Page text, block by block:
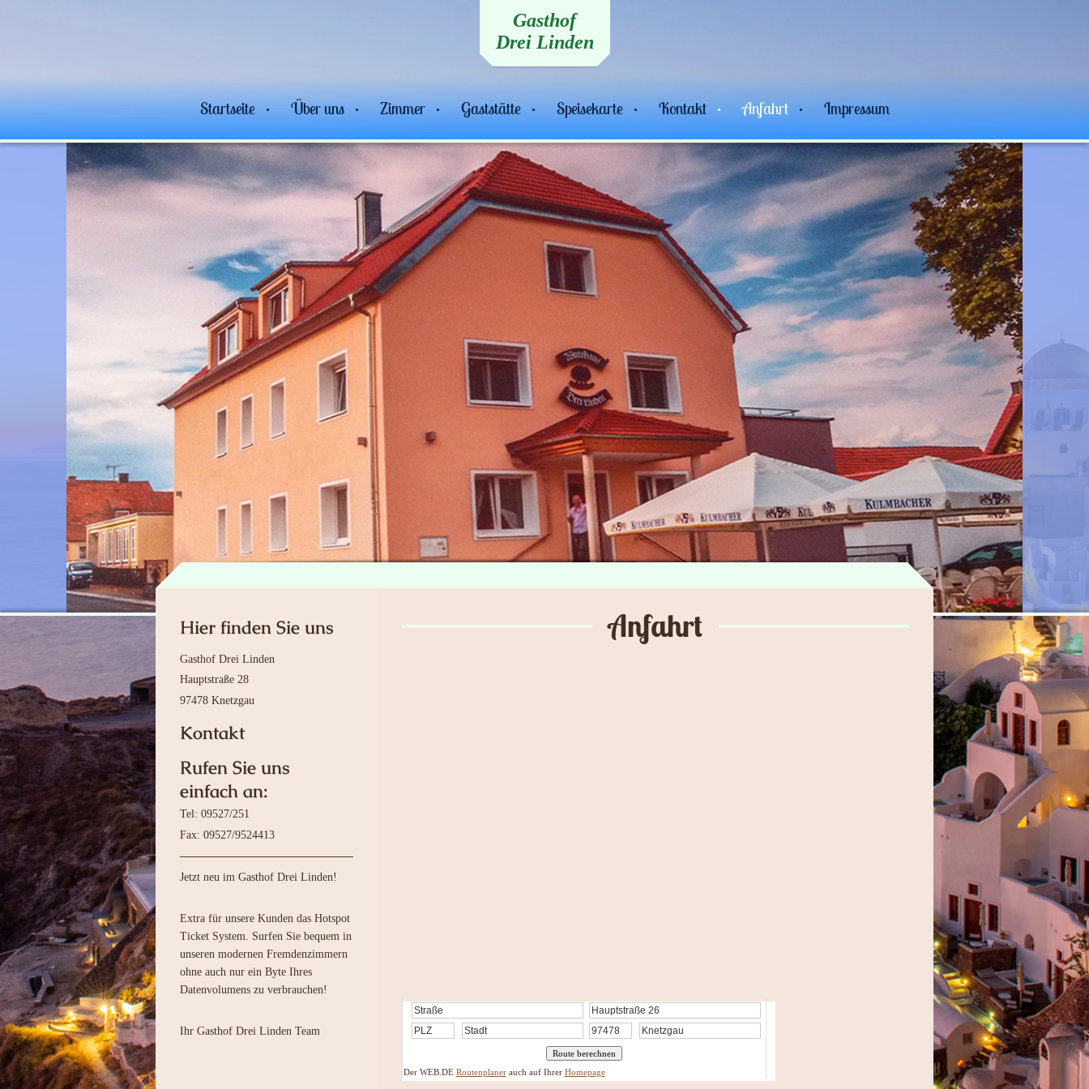
Gasthof
Drei Linden
Startseite Über uns Zimmer Gaststätte Speisekarte Kontakt Anfahrt Impressum
Anfahrt
Der WEB.DE Routenplanerauch auf Ihrer Homepage
Hier finden Sie uns
Gasthof Drei Linden
Hauptstraße 28
97478 Knetzgau
Kontakt
Rufen Sie uns
einfach an:
Tel: 09527/251
Fax: 09527/9524413
Jetzt neu im Gasthof Drei Linden!
Extra für unsere Kunden das Hotspot
Ticket System. Surfen Sie bequem in
unseren modernen Fremdenzimmern
ohne auch nur ein Byte Ihres
Datenvolumens zu verbrauchen!
Ihr Gasthof Drei Linden Team